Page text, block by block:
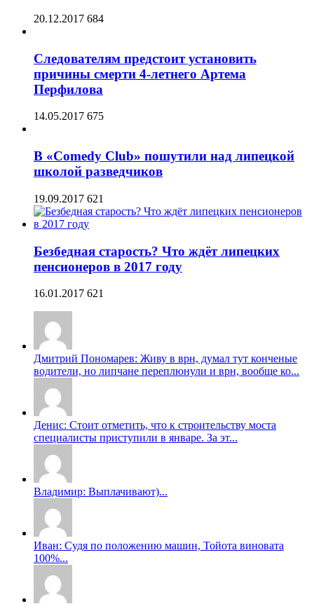
20.12.2017 684
Следователям предстоит установить
причины смерти 4-летнего Артема
Перфилова
14.05.2017 675
В «Comedy Club» пошутили над липецкой
школой разведчиков
19.09.2017 621
Безбедная старость? Что ждёт липецких
пенсионеров в 2017 году
16.01.2017 621
Дмитрий Пономарев: Живу в врн, думал тут конченые
водители, но липчане переплюнули и врн, вообще ко...
Денис: Стоит отметить, что к строительству моста
специалисты приступили в январе. За эт...
Владимир: Выплачивают)...
Иван: Судя по положению машин, Тойота виновата
100%...